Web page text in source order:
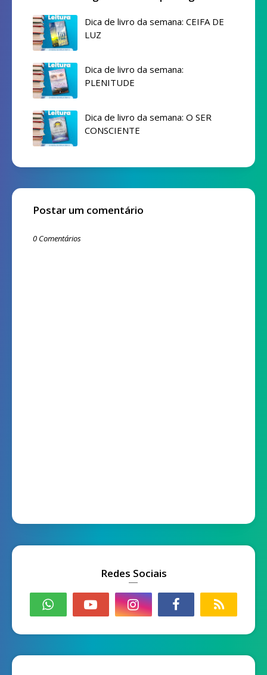
Dica de livro da semana: CEIFA DE
LUZ
Dica de livro da semana:
PLENITUDE
Dica de livro da semana: O SER
CONSCIENTE
Postar um comentário
0 Comentários
Redes Sociais